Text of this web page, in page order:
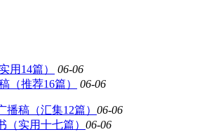
用14篇）
06-06
（推荐16篇）
06-06
播稿（汇集12篇） 06-06
（实用十七篇） 06-06